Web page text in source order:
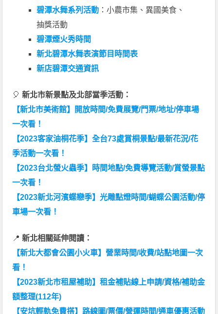
碧潭水舞系列活動 ：小農市集、異國美食、
抽獎活動
碧潭煙火秀時間
新北碧潭水舞表演節目時間表
新店碧潭交通資訊
🎈新北市新景點及北部當季活動：
【新北市美術館】開放時間/免費展覽/門票/地址/停車場
一次看！
【2023客家油桐花季】全台73處賞桐景點/最新花況/花
季活動一次看！
【2023台北螢火蟲季】時間地點/免費導覽活動/賞螢景點
一次看！
【2023新北河濱蝶戀季】光雕點燈時間/蝴蝶公園活動/停
車場一次看！
📍新北相關延伸閱讀：
【新北大都會公園小火車】營業時間/收費/站點地圖一次
看！
【2023新北市租屋補助】租金補貼線上申請/資格/補助金
額整理(112年)
【安坑輕軌免費搭】路線圖/票價/營運時間/通車優惠活動